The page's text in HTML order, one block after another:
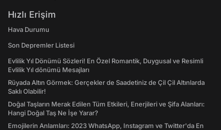
Hızlı Erişim
Hava Durumu
Son Depremler Listesi
Evlilik Yıl Dönümü Sözleri! En Özel Romantik, Duygusal ve Resimli
Evlilik Yıl dönümü Mesajları
Rüyada Altın Görmek: Gerçekler de Saadetiniz de Çil Çil Altınlarda
Saklı Olabilir!
Doğal Taşların Merak Edilen Tüm Etkileri, Enerjileri ve Şifa Alanları:
Hangi Doğal Taş Ne İşe Yarar?
Emojilerin Anlamları: 2023 WhatsApp, Instagram ve Twitter'da En